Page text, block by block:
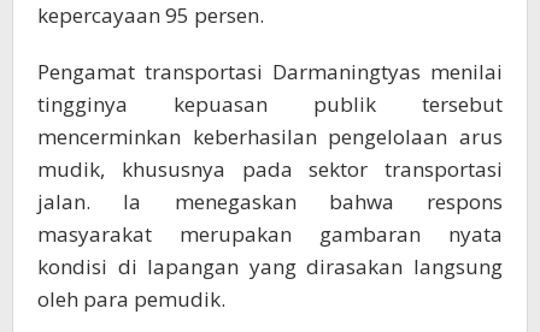
kepercayaan 95 persen.
Pengamat transportasi Darmaningtyas menilai
tingginya kepuasan publik tersebut
mencerminkan keberhasilan pengelolaan arus
mudik, khususnya pada sektor transportasi
jalan. Ia menegaskan bahwa respons
masyarakat merupakan gambaran nyata
kondisi di lapangan yang dirasakan langsung
oleh para pemudik.